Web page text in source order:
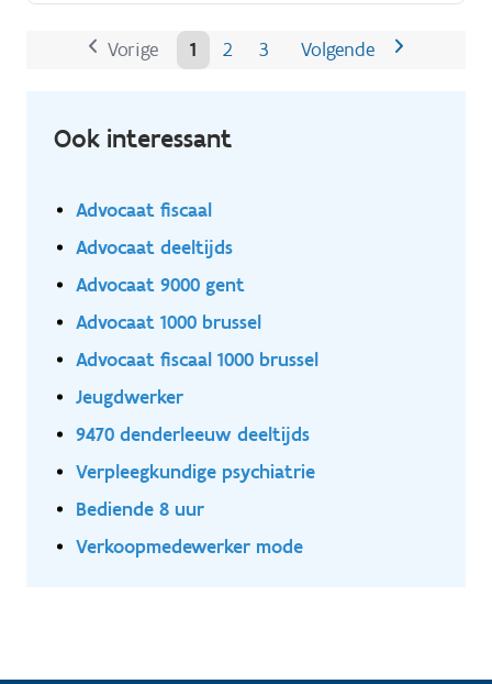
Vorige 1 2 3 Volgende
Ook interessant
Advocaat fiscaal
Advocaat deeltijds
Advocaat 9000 gent
Advocaat 1000 brussel
Advocaat fiscaal 1000 brussel
Jeugdwerker
9470 denderleeuw deeltijds
Verpleegkundige psychiatrie
Bediende 8 uur
Verkoopmedewerker mode